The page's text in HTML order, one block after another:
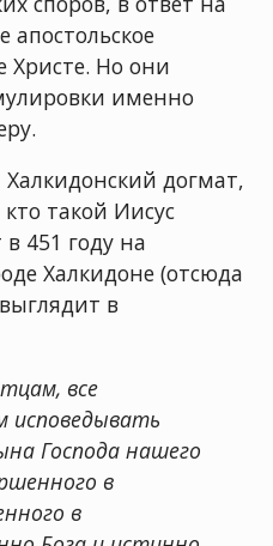
Христе. Но они
именно
догмат,
такой Иисус
451 году на
Халкидоне (отсюда
в
все
исповедывать
Господа нашего
в
в